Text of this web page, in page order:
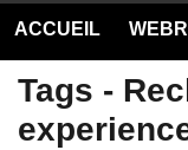
ACCUEIL
Tags -